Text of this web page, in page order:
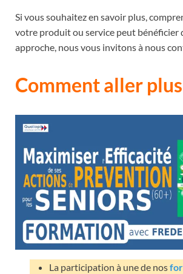
Si vous souhaitez en savoir plus,
votre produit ou service peut bénéficier
approche, nous vous invitons à nous
Comment aller
La participation à une de nos